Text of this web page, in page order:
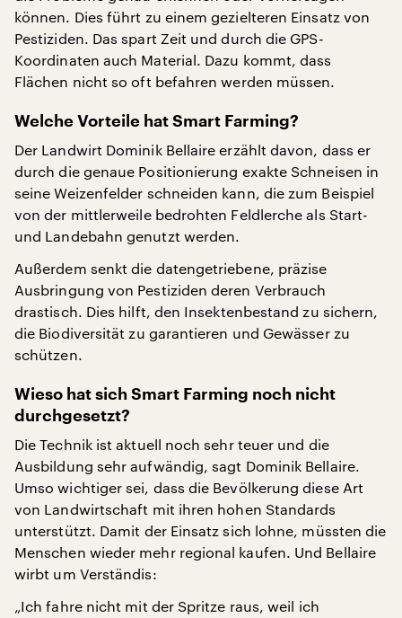
können. Dies führt zu einem gezielteren Einsatz von
Pestiziden. Das spart Zeit und durch die GPS-
Koordinaten auch Material. Dazu kommt, dass
Flächen nicht so oft befahren werden müssen.
Welche Vorteile hat Smart Farming?
Der Landwirt Dominik Bellaire erzählt davon, dass er
durch die genaue Positionierung exakte Schneisen in
seine Weizenfelder schneiden kann, die zum Beispiel
von der mittlerweile bedrohten Feldlerche als Start-
und Landebahn genutzt werden.
Außerdem senkt die datengetriebene, präzise
Ausbringung von Pestiziden deren Verbrauch
drastisch. Dies hilft, den Insektenbestand zu sichern,
die Biodiversität zu garantieren und Gewässer zu
schützen.
Wieso hat sich Smart Farming noch nicht
durchgesetzt?
Die Technik ist aktuell noch sehr teuer und die
Ausbildung sehr aufwändig, sagt Dominik Bellaire.
Umso wichtiger sei, dass die Bevölkerung diese Art
von Landwirtschaft mit ihren hohen Standards
unterstützt. Damit der Einsatz sich lohne, müssten die
Menschen wieder mehr regional kaufen. Und Bellaire
wirbt um Verständis:
„Ich fahre nicht mit der Spritze raus, weil ich